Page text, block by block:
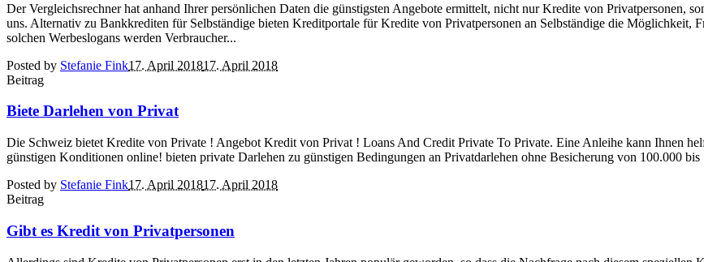
Der Vergleichsrechner hat anhand Ihrer persönlichen Daten die günstigsten Angebote ermittelt, nicht nur Kredite von Privatpersonen,
uns. Alternativ zu Bankkrediten für Selbständige bieten Kreditportale für Kredite von Privatpersonen an Selbständige die Möglichkeit,
solchen Werbeslogans werden Verbraucher...
Posted by Stefanie Fink17. April 201817. April 2018
Beitrag
Biete Darlehen von Privat
Die Schweiz bietet Kredite von Private ! Angebot Kredit von Privat ! Loans And Credit Private To Private. Eine Anleihe kann Ihnen
günstigen Konditionen online! bieten private Darlehen zu günstigen Bedingungen an Privatdarlehen ohne Besicherung von 100.000
Posted by Stefanie Fink17. April 201817. April 2018
Beitrag
Gibt es Kredit von Privatpersonen